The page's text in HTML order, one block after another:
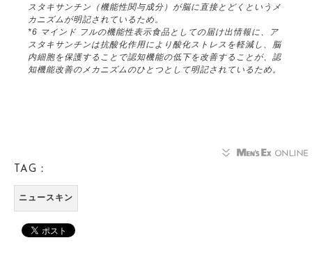
スタキサンチン（機能性関与成分）が脳に直接とどくというメ
カニズムが明記されているため。
*6 マインド フルの機能性表示食品としての届け出情報に、ア
スタキサンチンは抗酸化作用により酸化ストレスを軽減し、脳
内細胞を保護することで認知機能の低下を改善することが、認
知機能改善のメカニズムのひとつとして明記されているため。
TAG：
ニュースキン